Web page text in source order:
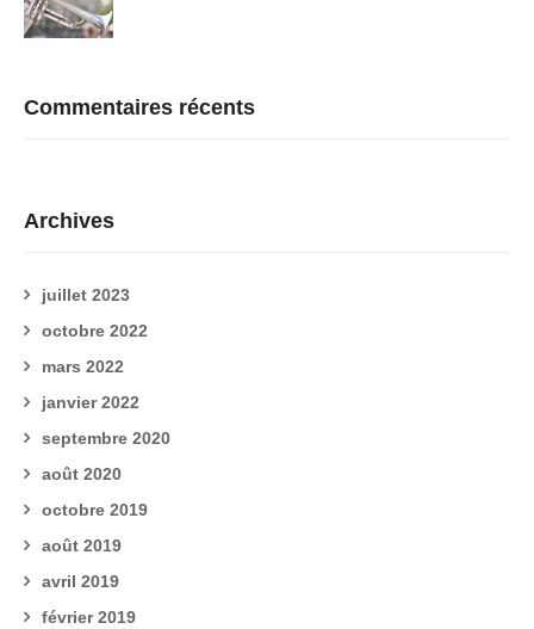
Commentaires récents
Archives
juillet 2023
octobre 2022
mars 2022
janvier 2022
septembre 2020
août 2020
octobre 2019
août 2019
avril 2019
février 2019